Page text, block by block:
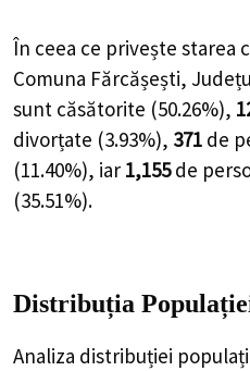
În ceea ce privește starea
Comuna Fărcășești,
sunt căsătorite (50.26%),
divorțate (3.93%), 371 de
(11.40%), iar 1,155 de
(35.51%).
Distribuția
Analiza distribuției